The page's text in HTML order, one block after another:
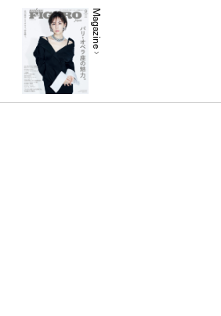
Magazine